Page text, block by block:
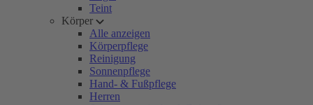
Teint
Körper
Alle anzeigen
Körperpflege
Reinigung
Sonnenpflege
Hand- & Fußpflege
Herren